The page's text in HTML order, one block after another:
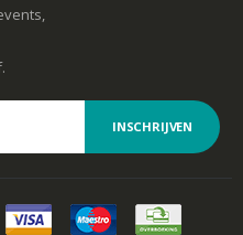
INSCHRIJVEN